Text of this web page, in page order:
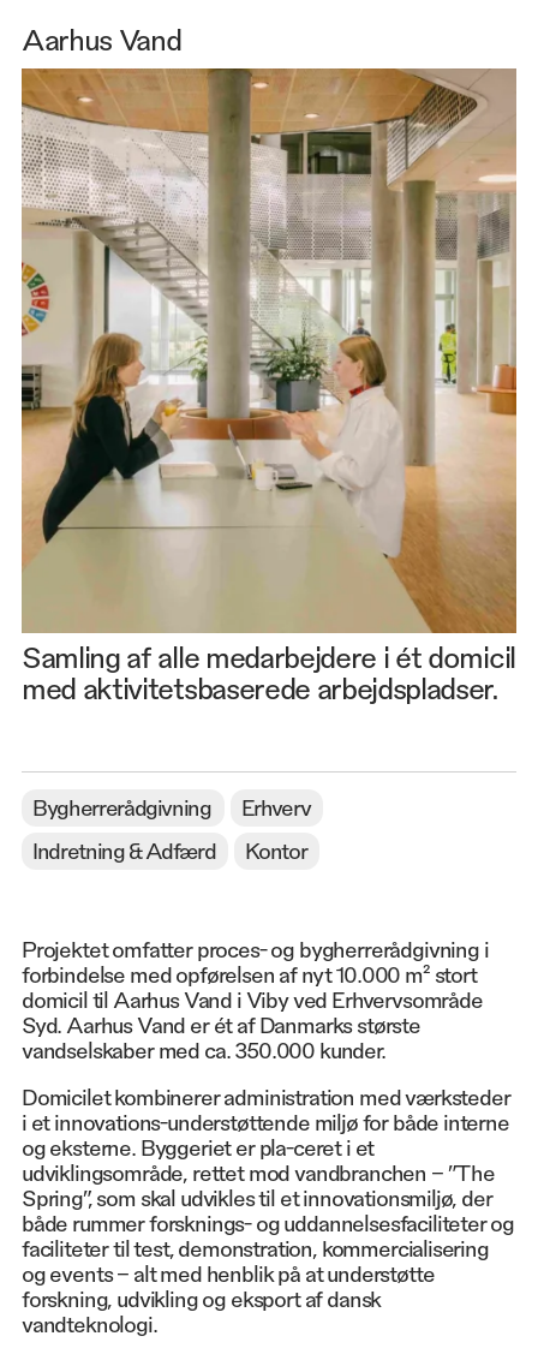
Aarhus Vand
Samling af alle medarbejdere i ét domicil
med aktivitetsbaserede arbejdspladser.
Bygherrerådgivning
Erhverv
Indretning & Adfærd
Kontor
Projektet omfatter proces- og bygherrerådgivning i
forbindelse med opførelsen af nyt 10.000 m² stort
domicil til Aarhus Vand i Viby ved Erhvervsområde
Syd. Aarhus Vand er ét af Danmarks største
vandselskaber med ca. 350.000 kunder.
Domicilet kombinerer administration med værksteder
i et innovations-understøttende miljø for både interne
og eksterne. Byggeriet er pla-ceret i et
udviklingsområde, rettet mod vandbranchen – ”The
Spring”, som skal udvikles til et innovationsmiljø, der
både rummer forsknings- og uddannelsesfaciliteter og
faciliteter til test, demonstration, kommercialisering
og events – alt med henblik på at understøtte
forskning, udvikling og eksport af dansk
vandteknologi.